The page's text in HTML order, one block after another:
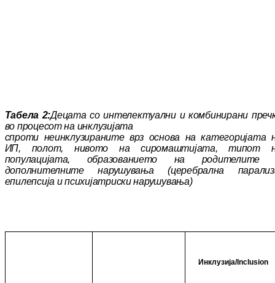
Табела 2:Децата со интелектуални и комбини­рани
во процесот на инклузијата
спро­ти неинклузираните врз основа на категоријата
ИП, полот, нивото на сиромаштијата, типот
популацијата, образованието на родителите
дополнителните нарушувања (церебрална
епилепсија и психијатриски нарушувања)
Инклузија/Inclusion